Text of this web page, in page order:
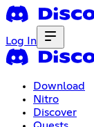
Log In
Download
Nitro
Discover